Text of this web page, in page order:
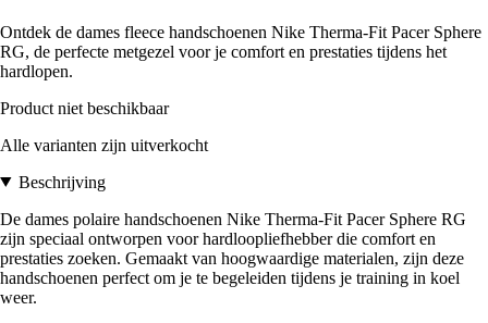
Ontdek de dames fleece handschoenen Nike Therma-Fit Pacer Sphere
RG, de perfecte metgezel voor je comfort en prestaties tijdens het
hardlopen.
Product niet beschikbaar
Alle varianten zijn uitverkocht
Beschrijving
De dames polaire handschoenen Nike Therma-Fit Pacer Sphere RG
zijn speciaal ontworpen voor hardloopliefhebber die comfort en
prestaties zoeken. Gemaakt van hoogwaardige materialen, zijn deze
handschoenen perfect om je te begeleiden tijdens je training in koel
weer.